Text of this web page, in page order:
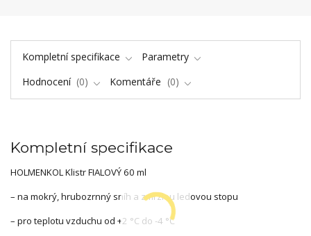
Kompletní specifikace
Parametry
Hodnocení
0 Komentáře 0
Kompletní specifikace
HOLMENKOL Klistr FIALOVÝ 60 ml
– na mokrý, hrubozrnný sníh a zmrzlou ledovou stopu
– pro teplotu vzduchu od +2 °C do -4 °C